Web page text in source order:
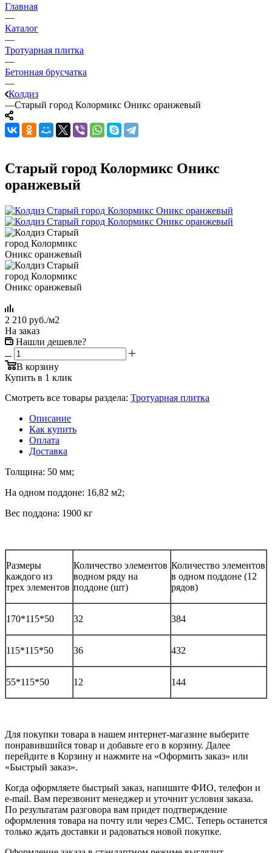
Главная
—
Каталог
—
Тротуарная плитка
—
Бетонная брусчатка
—
Колдиз
—Старый город Колормикс Оникс оранжевый
Старый город Колормикс Оникс
оранжевый
2 210 руб./м2
На заказ
Нашли дешевле?
В корзину
Купить в 1 клик
Смотреть все товары раздела: Тротуарная плитка
Описание
Как купить
Оплата
Доставка
Толщина: 50 мм;
На одном поддоне: 16,82 м2;
Вес поддона: 1900 кг
Размеры
каждого из
трех элементов
Количество элементов
водном ряду на
поддоне (шт)
Количество элементов
в одном поддоне (12
рядов)
170*115*50 32 384
115*115*50 36 432
55*115*50 12 144
Для покупки товара в нашем интернет-магазине выберите
понравившийся товар и добавьте его в корзину. Далее
перейдите в Корзину и нажмите на «Оформить заказ» или
«Быстрый заказ».
Когда оформляете быстрый заказ, напишите ФИО, телефон и
e-mail. Вам перезвонит менеджер и уточнит условия заказа.
По результатам разговора вам придет подтверждение
оформления товара на почту или через СМС. Теперь останется
только ждать доставки и радоваться новой покупке.